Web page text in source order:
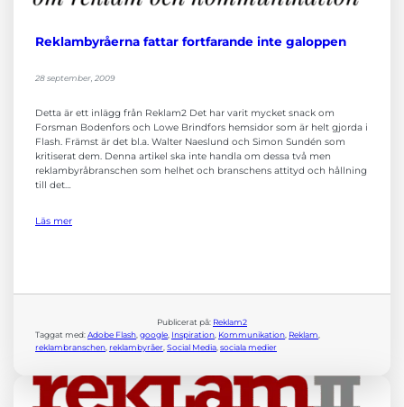
Reklambyråerna fattar fortfarande inte galoppen
28 september, 2009
Detta är ett inlägg från Reklam2 Det har varit mycket snack om
Forsman Bodenfors och Lowe Brindfors hemsidor som är helt gjorda i
Flash. Främst är det bl.a. Walter Naeslund och Simon Sundén som
kritiserat dem. Denna artikel ska inte handla om dessa två men
reklambyråbranschen som helhet och branschens attityd och hållning
till det…
Läs mer
Publicerat på: Reklam2
Taggat med:Adobe Flash, google, Inspiration, Kommunikation, Reklam
reklambranschen, reklambyråer, Social Media, sociala medier